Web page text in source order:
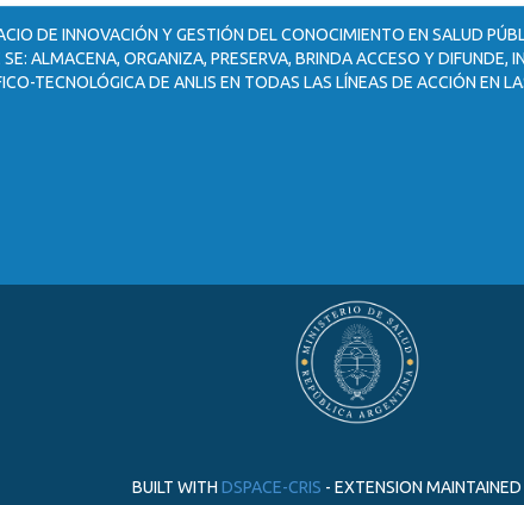
DE INNOVACIÓN Y GESTIÓN DEL CONOCIMIENTO EN SALUD
ALMACENA, ORGANIZA, PRESERVA, BRINDA ACCESO Y DIFUNDE,
TECNOLÓGICA DE ANLIS EN TODAS LAS LÍNEAS DE ACCIÓN EN
BUILT WITH DSPACE-CRIS - EXTENSION